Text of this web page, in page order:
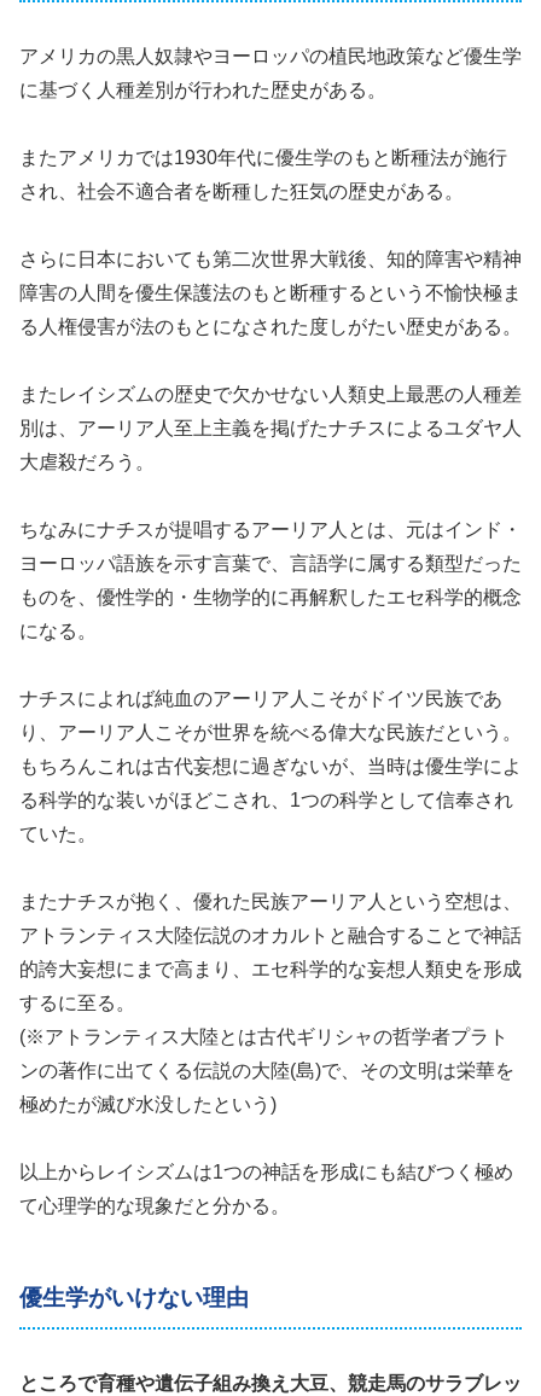
アメリカの黒人奴隷やヨーロッパの植民地政策など優生学
に基づく人種差別が行われた歴史がある。
またアメリカでは1930年代に優生学のもと断種法が施行
され、社会不適合者を断種した狂気の歴史がある。
さらに日本においても第二次世界大戦後、知的障害や精神
障害の人間を優生保護法のもと断種するという不愉快極ま
る人権侵害が法のもとになされた度しがたい歴史がある。
またレイシズムの歴史で欠かせない人類史上最悪の人種差
別は、アーリア人至上主義を掲げたナチスによるユダヤ人
大虐殺だろう。
ちなみにナチスが提唱するアーリア人とは、元はインド・
ヨーロッパ語族を示す言葉で、言語学に属する類型だった
ものを、優性学的・生物学的に再解釈したエセ科学的概念
になる。
ナチスによれば純血のアーリア人こそがドイツ民族であ
り、アーリア人こそが世界を統べる偉大な民族だという。
もちろんこれは古代妄想に過ぎないが、当時は優生学によ
る科学的な装いがほどこされ、1つの科学として信奉され
ていた。
またナチスが抱く、優れた民族アーリア人という空想は、
アトランティス大陸伝説のオカルトと融合することで神話
的誇大妄想にまで高まり、エセ科学的な妄想人類史を形成
するに至る。
(※アトランティス大陸とは古代ギリシャの哲学者プラト
ンの著作に出てくる伝説の大陸(島)で、その文明は栄華を
極めたが滅び水没したという)
以上からレイシズムは1つの神話を形成にも結びつく極め
て心理学的な現象だと分かる。
優生学がいけない理由
ところで育種や遺伝子組み換え大豆、競走馬のサラブレッ